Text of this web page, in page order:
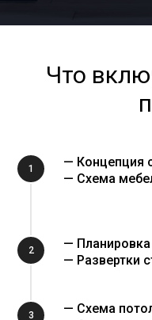
Что
1
— Концепция
— Схема
2
—
— Развертки
3
— Схема